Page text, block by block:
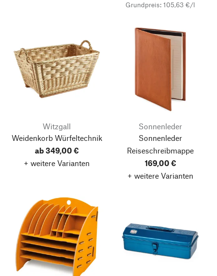
Grundpreis: 105,63 €/l
Witzgall
Weidenkorb Würfeltechnik
ab 349,00 €
+ weitere Varianten
Sonnenleder
Sonnenleder
Reiseschreibmappe
169,00 €
+ weitere Varianten